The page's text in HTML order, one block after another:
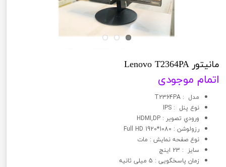
مانیتور Lenovo T2364PA
اتمام موجودی
مدل : T2364PA
نوع پنل : IPS
ورودي تصوير : HDMI,DP
رزولوشن : 1080*1920 Full HD
نوع صفحه نمایش : مات
سايز : 23 اینچ
زمان پاسخگویی : 5 میلی ثانیه